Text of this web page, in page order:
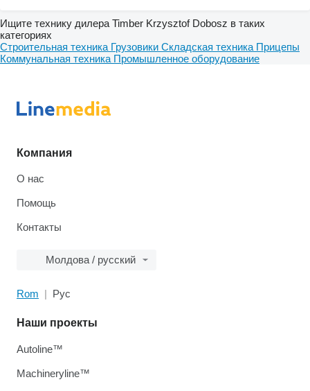
Ищите технику дилера Timber Krzysztof Dobosz в таких
категориях
Строительная техника Грузовики Складская техника Прицепы
Коммунальная техника Промышленное оборудование
Компания
О нас
Помощь
Контакты
Молдова / русский
Rom Рус
Наши проекты
Autoline™
Machineryline™